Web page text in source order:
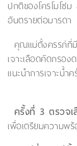
ปกติของโครโมโซ
อันตรายต่อมารดา
คุณแม่ตั้งครรภ์ที่
เจาะเลือดคัดกรอ
แนะนำการเจาะน้ำ
ครั้งที่ 3 ตรวจ
เพื่อเตรียมความพ